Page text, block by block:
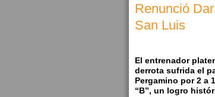
Renunció
San Luis
El entrenador
derrota sufrida el
Pergamino por 2 a
“B”, un logro